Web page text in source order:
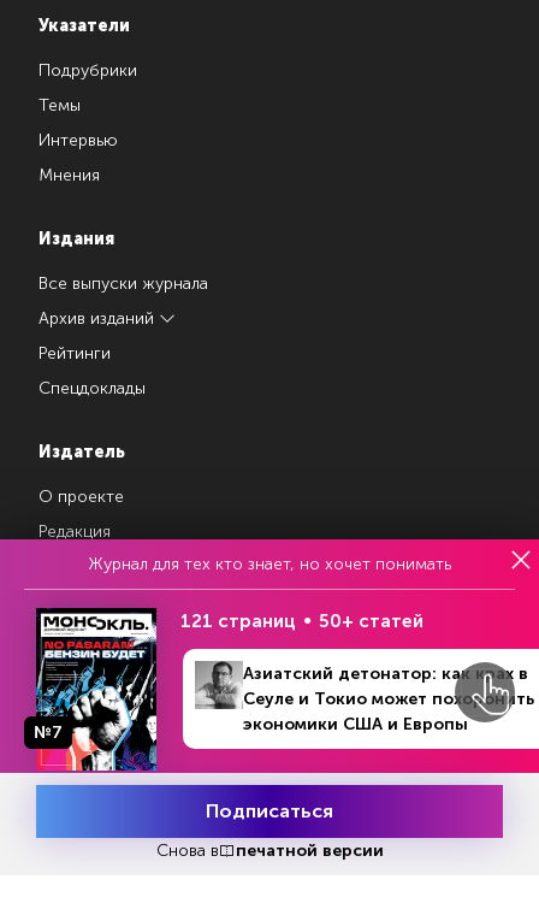
Указатели
Подрубрики
Темы
Интервью
Мнения
Издания
Все выпуски журнала
Архив изданий
Рейтинги
Спецдоклады
Издатель
О проекте
Редакция
Авторы
Магазин подписок
Рекламодателям
Посодействуй Monocle.ru
Свидетельство о регистрации средства массовой информации Эл
Попробовать
Журнал для тех кто знает, но хочет понимать
№7
121 страниц 50+ статей
Азиатский детонатор: как крах в
Сеуле и Токио может похоронить
экономики США и Европы
Подписаться
Снова в печатной версии